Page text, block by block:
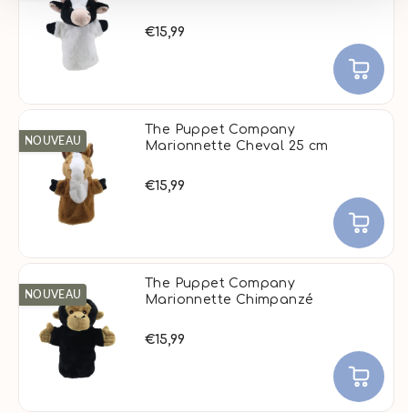
€15,99
NOUVEAU
The Puppet Company
Marionnette Cheval 25 cm
€15,99
NOUVEAU
The Puppet Company
Marionnette Chimpanzé
€15,99